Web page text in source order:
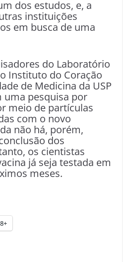
dos estudos, e, a
instituições
em busca de uma
do Laboratório
Instituto do Coração
de Medicina da USP
uma pesquisa por
meio de partículas
com o novo
não há, porém,
dos
os cientistas
já seja testada em
meses.